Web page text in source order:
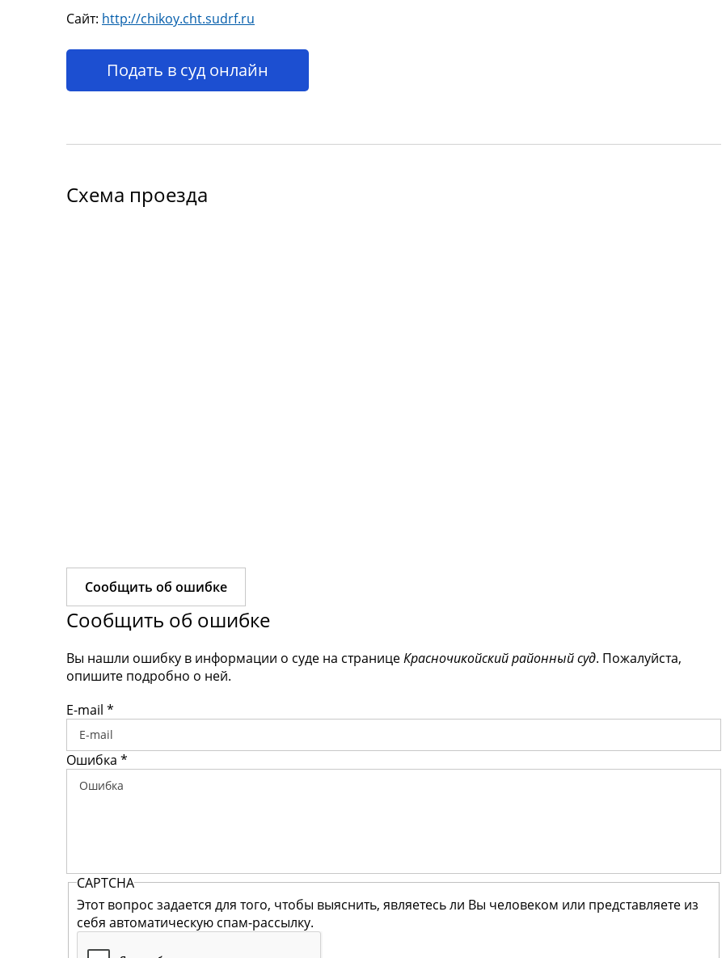
Сайт: http://chikoy.cht.sudrf.ru
Подать в суд онлайн
Схема проезда
Сообщить об ошибке
Сообщить об ошибке
Вы нашли ошибку в информации о суде на страницеКрасночикойский районный суд. Пожалуйста,
опишите подробно о ней.
E-mail *
Ошибка *
CAPTCHA
Этот вопрос задается для того, чтобы выяснить, являетесь ли Вы человеком или представляете из
себя автоматическую спам-рассылку.